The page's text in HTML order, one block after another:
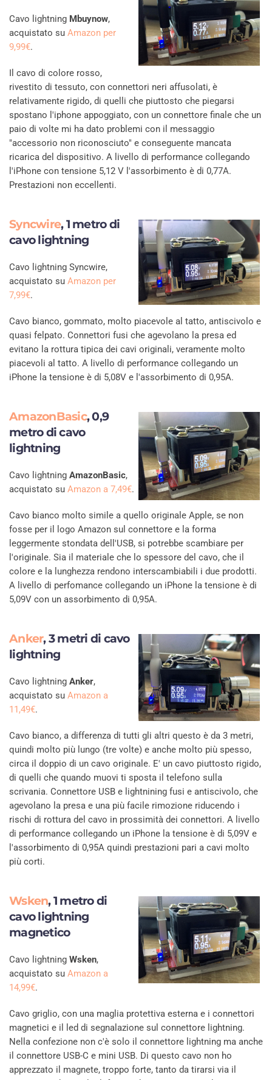
Cavo lightning Mbuynow,
acquistato su Amazon per
9,99€.
Il cavo di colore rosso,
rivestito di tessuto, con connettori neri affusolati, è
relativamente rigido, di quelli che piuttosto che piegarsi
spostano l'iphone appoggiato, con un connettore finale che un
paio di volte mi ha dato problemi con il messaggio
"accessorio non riconosciuto" e conseguente mancata
ricarica del dispositivo. A livello di performance collegando
l'iPhone con tensione 5,12 V l'assorbimento è di 0,77A.
Prestazioni non eccellenti.
Syncwire, 1 metro di
cavo lightning
Cavo lightning Syncwire,
acquistato su Amazon per
7,99€.
Cavo bianco, gommato, molto piacevole al tatto, antiscivolo e
quasi felpato. Connettori fusi che agevolano la presa ed
evitano la rottura tipica dei cavi originali, veramente molto
piacevoli al tatto. A livello di performance collegando un
iPhone la tensione è di 5,08V e l'assorbimento di 0,95A.
AmazonBasic, 0,9
metro di cavo
lightning
Cavo lightning AmazonBasic,
acquistato su Amazon a 7,49€.
Cavo bianco molto simile a quello originale Apple, se non
fosse per il logo Amazon sul connettore e la forma
leggermente stondata dell'USB, si potrebbe scambiare per
l'originale. Sia il materiale che lo spessore del cavo, che il
colore e la lunghezza rendono interscambiabili i due prodotti.
A livello di perfomance collegando un iPhone la tensione è di
5,09V con un assorbimento di 0,95A.
Anker, 3 metri di cavo
lightning
Cavo lightning Anker,
acquistato su Amazon a
11,49€.
Cavo bianco, a differenza di tutti gli altri questo è da 3 metri,
quindi molto più lungo (tre volte) e anche molto più spesso,
circa il doppio di un cavo originale. E' un cavo piuttosto rigido,
di quelli che quando muovi ti sposta il telefono sulla
scrivania. Connettore USB e lightnining fusi e antiscivolo, che
agevolano la presa e una più facile rimozione riducendo i
rischi di rottura del cavo in prossimità dei connettori. A livello
di performance collegando un iPhone la tensione è di 5,09V e
l'assorbimento di 0,95A quindi prestazioni pari a cavi molto
più corti.
Wsken, 1 metro di
cavo lightning
magnetico
Cavo lightning Wsken,
acquistato su Amazon a
14,99€.
Cavo griglio, con una maglia protettiva esterna e i connettori
magnetici e il led di segnalazione sul connettore lightning.
Nella confezione non c'è solo il connettore lightning ma anche
il connettore USB-C e mini USB. Di questo cavo non ho
apprezzato il magnete, troppo forte, tanto da tirarsi via il